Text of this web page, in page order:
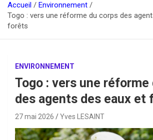
Accueil
Environnement
Togo : vers une réforme du corps des
forêts
ENVIRONNEMENT
Togo : vers une réforme
des agents des eaux et
27 mai 2026 Yves LESAINT